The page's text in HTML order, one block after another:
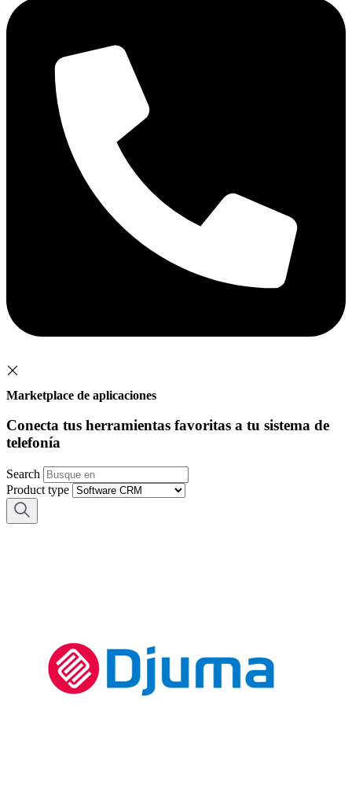
Marketplace de aplicaciones
Conecta tus herramientas favoritas a tu sistema de
telefonía
Search
Product type